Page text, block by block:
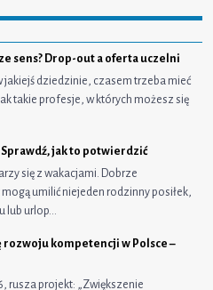
sens? Drop-out a oferta uczelni
jakiejś dziedzinie, czasem trzeba mieć
takie profesje, w których możesz się
jak to potwierdzić
się z wakacjami. Dobrze
umilić niejeden rodzinny posiłek,
lub urlop…
rozwoju kompetencji w Polsce –
rusza projekt: „Zwiększenie